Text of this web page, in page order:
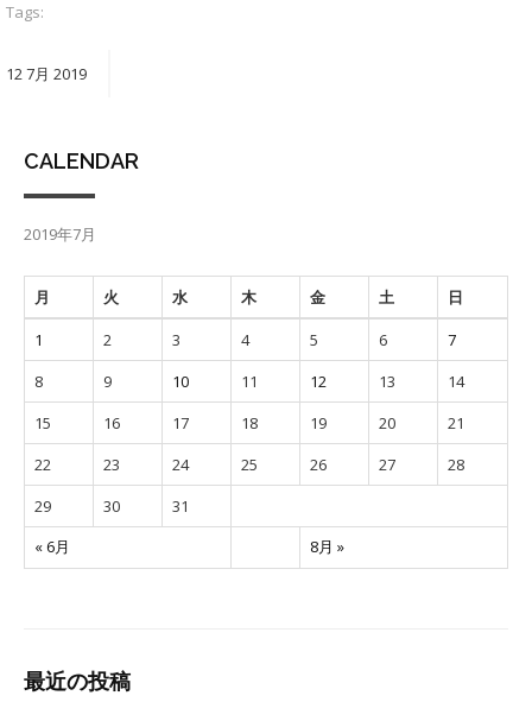
Tags:
127月 2019
CALENDAR
2019年7月
月 火 水 木 金 土 日
« 6月 8月 »
1 2 3 4 5 6
7
8
9 10 11 12 13
14
15
16 17 18 19 20
21
22
23 24 25 26 27
28
29
30 31
最近の投稿